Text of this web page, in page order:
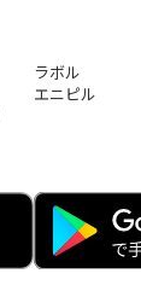
ラボル
エニピル